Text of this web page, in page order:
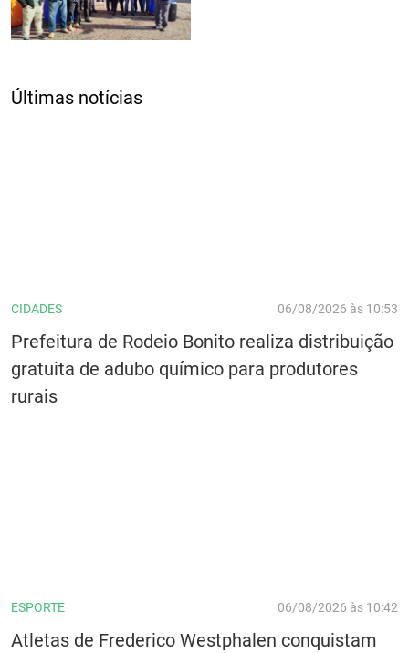
Últimas notícias
CIDADES 06/08/2026 às 10:53
Prefeitura de Rodeio Bonito realiza distribuição
gratuita de adubo químico para produtores
rurais
ESPORTE 06/08/2026 às 10:42
Atletas de Frederico Westphalen conquistam